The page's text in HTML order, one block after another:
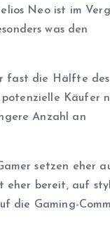
Neo ist im
was den
fast die Hälfte
Käufer
Anzahl an
setzen eher
eher bereit, auf
die Gaming-